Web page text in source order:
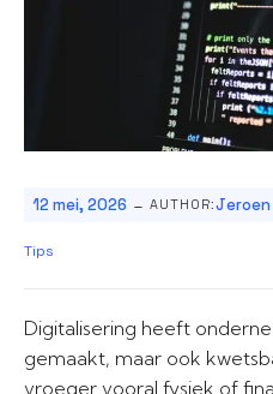
12 mei, 2026 - AUTHOR:Jeroen
Tips
Digitalisering heeft
gemaakt, maar ook
vroeger vooral fysiek of